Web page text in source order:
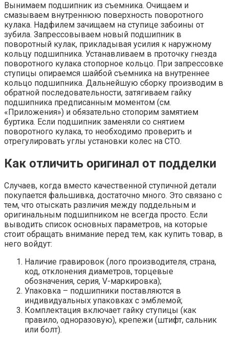
Вынимаем подшипник из съемника. Очищаем и
смазываем внутреннюю поверхность поворотного
кулака. Надфилем зачищаем на ступице забоины от
зубила. Запрессовываем новый подшипник в
поворотный кулак, прикладывая усилия к наружному
кольцу подшипника. Устанавливаем в проточку гнезда
поворотного кулака стопорное кольцо. При запрессовке
ступицы опираемся шайбой съемника на внутреннее
кольцо подшипника. Дальнейшую сборку производим в
обратной последовательности, затягиваем гайку
подшипника предписанным моментом (см.
«Приложения») и обязательно стопорим замятием
буртика. Если подшипник заменяли со снятием
поворотного кулака, то необходимо проверить и
отрегулировать углы установки колес на СТО.
Как отличить оригинал от подделки
Случаев, когда вместо качественной ступичной детали
покупается фальшивка, достаточно много. Это связано с
тем, что отыскать различия между поддельным и
оригинальным подшипником не всегда просто. Если
выводить список основных параметров, на которые
стоит обращать внимание перед тем, как купить товар, в
него войдут:
Наличие гравировок (лого производителя, страна,
код, отклонения диаметров, торцевые
обозначения, серия, V-маркировка);
Упаковка – подшипники поставляются в
индивидуальных упаковках с эмблемой;
Комплектация включает гайку ступицы (как
правило, одноразовую), крепежи (штифт, сальник
или болт).